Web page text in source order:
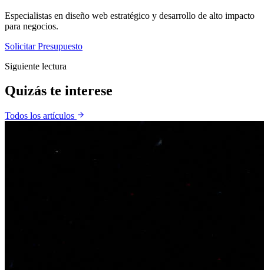
Especialistas en diseño web estratégico y desarrollo de alto impacto
para negocios.
Solicitar Presupuesto
Siguiente lectura
Quizás te interese
Todos los artículos